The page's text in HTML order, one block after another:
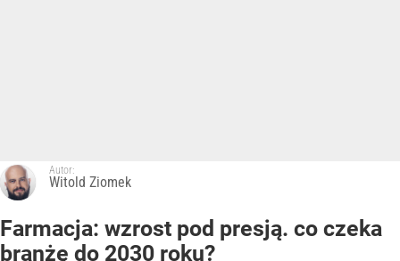
Autor:
Witold Ziomek
Farmacja: wzrost pod presją. co czeka
branżę do 2030 roku?